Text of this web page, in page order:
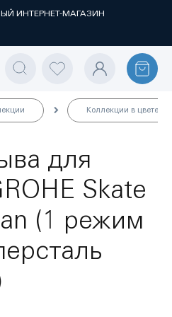
ИНТЕРНЕТ-МАГАЗИН
Коллекции в цвете
для
Skate
(1 режим